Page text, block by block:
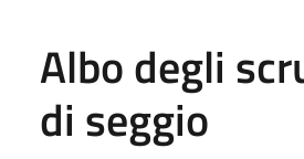
Albo degli
di seggio